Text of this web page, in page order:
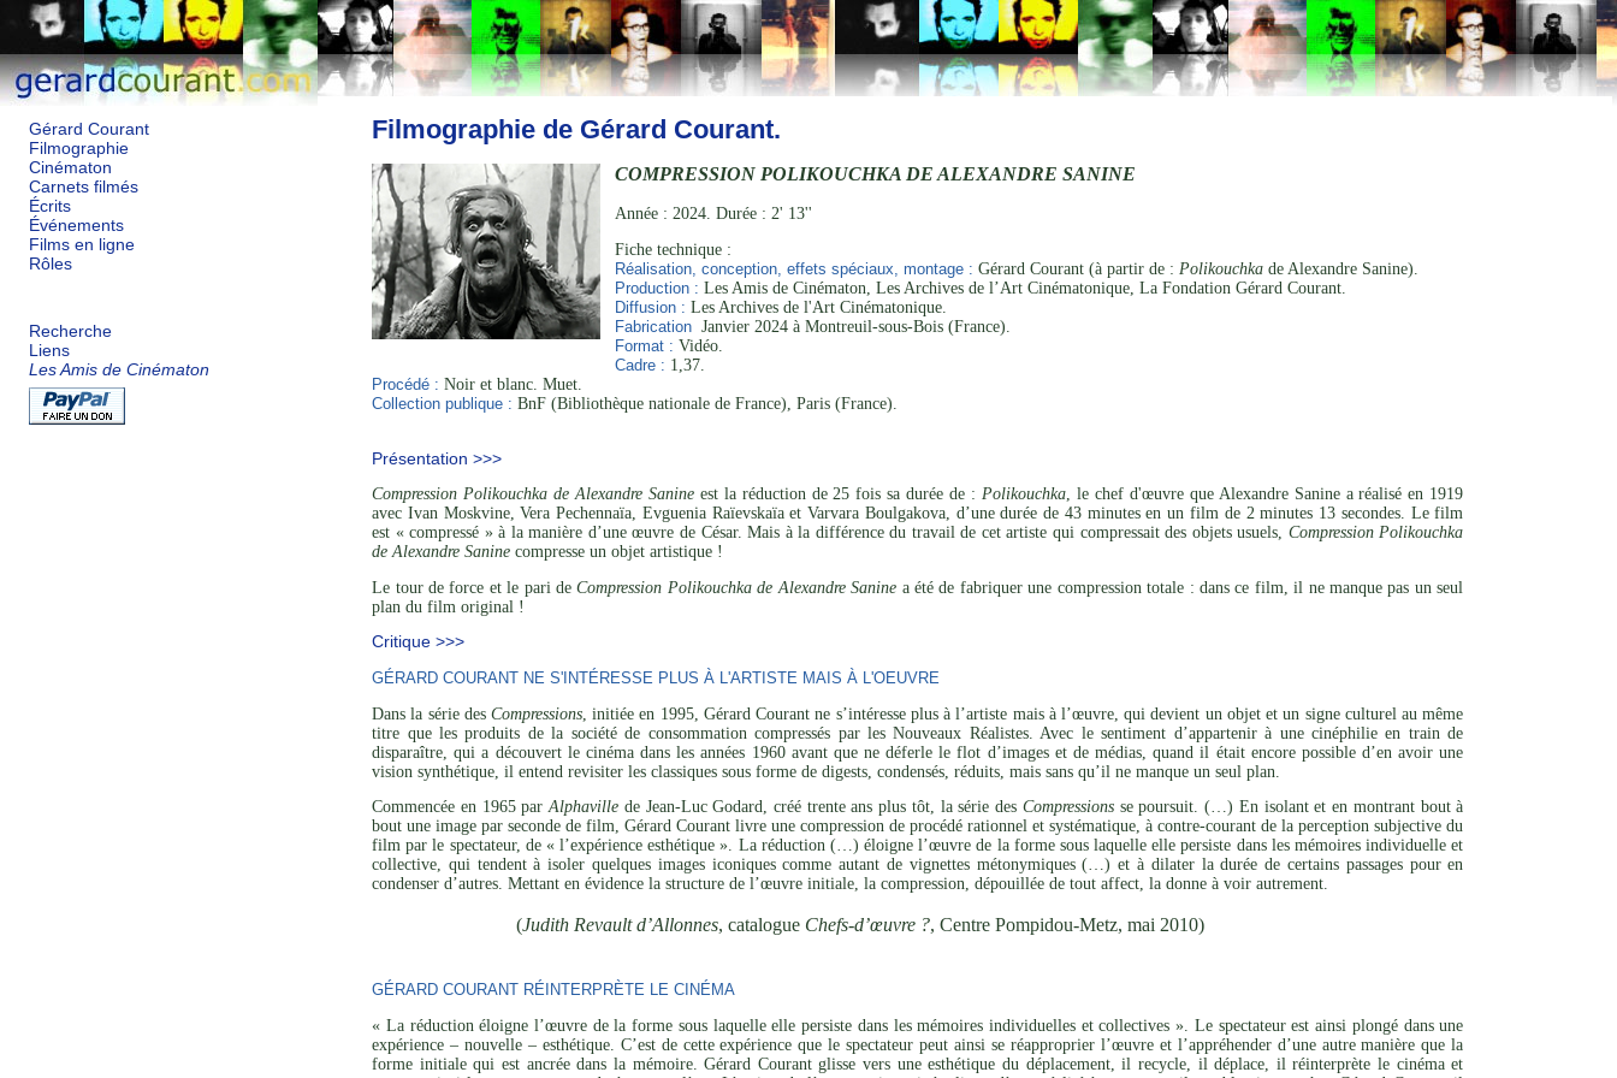
Gérard Courant
Filmographie
Cinématon
Carnets filmés
Écrits
Événements
Films en ligne
Rôles
Recherche
Liens
Les Amis de Cinématon
Filmographie de Gérard Courant.
COMPRESSION POLIKOUCHKA DE ALEXANDRE SANINE
Année : 2024. Durée : 2' 13''
Fiche technique :
Réalisation, conception, effets spéciaux, montage : Gérard Courant (à partir de : Polikouchka de Alexandre Sanine).
Production : Les Amis de Cinématon, Les Archives de l’Art Cinématonique, La Fondation Gérard Courant.
Diffusion : Les Archives de l'Art Cinématonique.
Fabrication Janvier 2024 à Montreuil-sous-Bois (France).
Format : Vidéo.
Cadre : 1,37.
Procédé : Noir et blanc. Muet.
Collection publique : BnF (Bibliothèque nationale de France), Paris (France).
Présentation >>>
Compression Polikouchka de Alexandre Sanineest la réduction de 25 fois sa durée de :Polikouchka, le chef d'œuvre que Alexandre Sanine a réalisé en 1919
avec Ivan Moskvine, Vera Pechennaïa, Evguenia Raïevskaïa et Varvara Boulgakova, d’une durée de 43 minutes en un film de 2 minutes 13 secondes. Le film
est « compressé » à la manière d’une œuvre de César. Mais à la différence du travail de cet artiste qui compressait des objets usuels, Compression Polikouchka
de Alexandre Sanine compresse un objet artistique !
Le tour de force et le pari deCompression Polikouchka de Alexandre Sanine a été de fabriquer une compression totale : dans ce film, il ne manque pas un seul
plan du film original !
Critique >>>
GÉRARD COURANT NE S'INTÉRESSE PLUS À L'ARTISTE MAIS À L'OEUVRE
Dans la série desCompressions , initiée en 1995, Gérard Courant ne s’intéresse plus à l’artiste mais à l’œuvre, qui devient un objet et un signe culturel au même
titre que les produits de la société de consommation compressés par les Nouveaux Réalistes. Avec le sentiment d’appartenir à une cinéphilie en train de
disparaître, qui a découvert le cinéma dans les années 1960 avant que ne déferle le flot d’images et de médias, quand il était encore possible d’en avoir une
vision synthétique, il entend revisiter les classiques sous forme de digests, condensés, réduits, mais sans qu’il ne manque un seul plan.
Commencée en 1965 parAlphaville de Jean-Luc Godard, créé trente ans plus tôt, la série des Compressionsse poursuit. (…) En isolant et en montrant bout à
bout une image par seconde de film, Gérard Courant livre une compression de procédé rationnel et systématique, à contre-courant de la perception subjective du
film par le spectateur, de « l’expérience esthétique ». La réduction (…) éloigne l’œuvre de la forme sous laquelle elle persiste dans les mémoires individuelle et
collective, qui tendent à isoler quelques images iconiques comme autant de vignettes métonymiques (…) et à dilater la durée de certains passages pour en
condenser d’autres. Mettant en évidence la structure de l’œuvre initiale, la compression, dépouillée de tout affect, la donne à voir autrement.
(Judith Revault d’Allonnes, catalogue Chefs-d’œuvre ?, Centre Pompidou-Metz, mai 2010)
GÉRARD COURANT RÉINTERPRÈTE LE CINÉMA
« La réduction éloigne l’œuvre de la forme sous laquelle elle persiste dans les mémoires individuelles et collectives ». Le spectateur est ainsi plongé dans une
expérience – nouvelle – esthétique. C’est de cette expérience que le spectateur peut ainsi se réapproprier l’œuvre et l’appréhender d’une autre manière que la
forme initiale qui est ancrée dans la mémoire. Gérard Courant glisse vers une esthétique du déplacement, il recycle, il déplace, il réinterprète le cinéma et